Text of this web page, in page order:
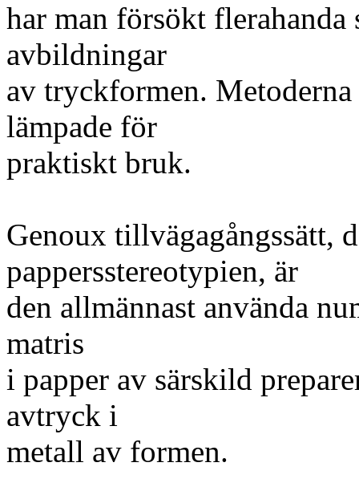
har man försökt flerahanda
avbildningar
av tryckformen.
lämpade för
praktiskt bruk.
Genoux tillvägagångssätt,
pappersstereotypien, är
den allmännast använda
matris
i papper av särskild
avtryck i
metall av formen.